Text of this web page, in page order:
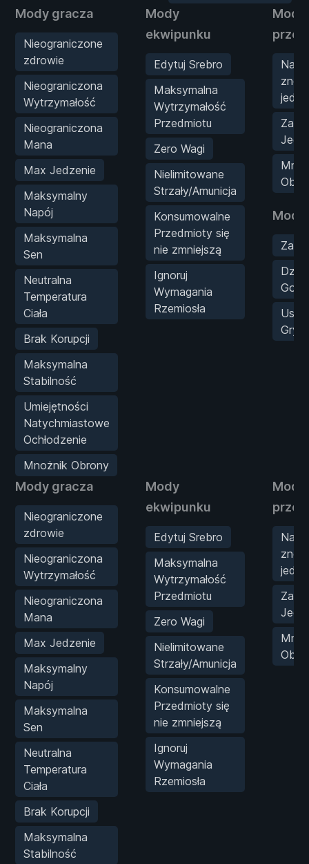
Mody gracza
Nieograniczone
zdrowie
Nieograniczona
Wytrzymałość
Nieograniczona
Mana
Max Jedzenie
Maksymalny
Napój
Maksymalna
Sen
Neutralna
Temperatura
Ciała
Brak Korupcji
Maksymalna
Stabilność
Umiejętności
Natychmiastowe
Ochłodzenie
Mnożnik Obrony
Mody
ekwipunku
Edytuj Srebro
Maksymalna
Wytrzymałość
Przedmiotu
Zero Wagi
Nielimitowane
Strzały/Amunicja
Konsumowalne
Przedmioty się
nie zmniejszą
Ignoruj
Wymagania
Rzemiosła
Mody
Gry
Mody gracza
Nieograniczone
zdrowie
Nieograniczona
Wytrzymałość
Nieograniczona
Mana
Max Jedzenie
Maksymalny
Napój
Maksymalna
Sen
Neutralna
Temperatura
Ciała
Brak Korupcji
Maksymalna
Stabilność
Mody
ekwipunku
Edytuj Srebro
Maksymalna
Wytrzymałość
Przedmiotu
Zero Wagi
Nielimitowane
Strzały/Amunicja
Konsumowalne
Przedmioty się
nie zmniejszą
Ignoruj
Wymagania
Rzemiosła
Mody